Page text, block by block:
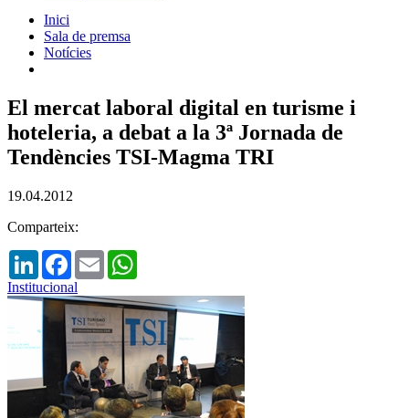
Inici
Sala de premsa
Notícies
El mercat laboral digital en turisme i
hoteleria, a debat a la 3ª Jornada de
Tendències TSI-Magma TRI
19.04.2012
Comparteix:
LinkedInFacebook
Email
Institucional